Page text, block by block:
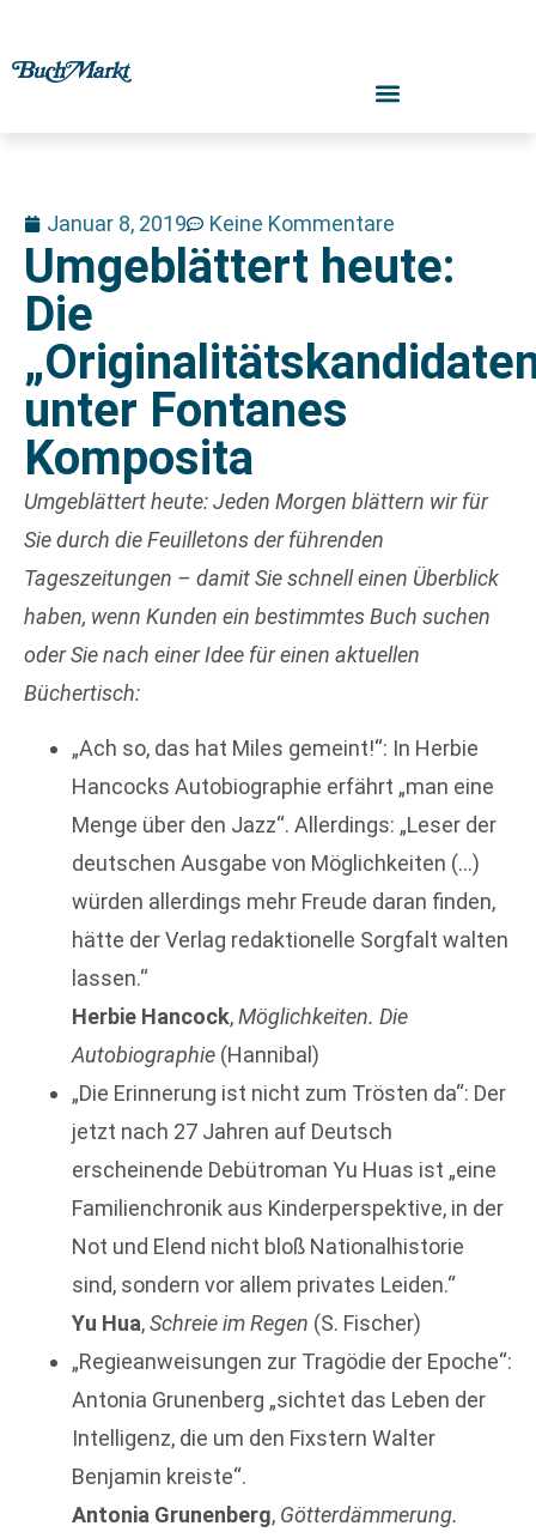
Januar 8, 2019 Keine Kommentare
Umgeblättert heute:
Die
unter Fontanes
Komposita
Umgeblättert heute: Jeden Morgen blättern wir für
Sie durch die Feuilletons der führenden
Tageszeitungen – damit Sie schnell einen Überblick
haben, wenn Kunden ein bestimmtes Buch suchen
oder Sie nach einer Idee für einen aktuellen
Büchertisch:
„Ach so, das hat Miles gemeint!“: In Herbie
Hancocks Autobiographie erfährt „man eine
Menge über den Jazz“. Allerdings: „Leser der
deutschen Ausgabe von Möglichkeiten (…)
würden allerdings mehr Freude daran finden,
hätte der Verlag redaktionelle Sorgfalt walten
lassen.“
Herbie Hancock,Möglichkeiten. Die
Autobiographie (Hannibal)
„Die Erinnerung ist nicht zum Trösten da“: Der
jetzt nach 27 Jahren auf Deutsch
erscheinende Debütroman Yu Huas ist „eine
Familienchronik aus Kinderperspektive, in der
Not und Elend nicht bloß Nationalhistorie
sind, sondern vor allem privates Leiden.“
Yu Hua,Schreie im Regen (S. Fischer)
„Regieanweisungen zur Tragödie der Epoche“:
Antonia Grunenberg „sichtet das Leben der
Intelligenz, die um den Fixstern Walter
Benjamin kreiste“.
Antonia Grunenberg, Götterdämmerung.